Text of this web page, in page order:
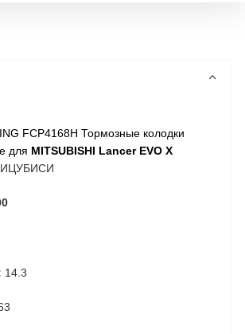
FCP4168H Тормозные колодки
для MITSUBISHI Lancer EVO X
14.3